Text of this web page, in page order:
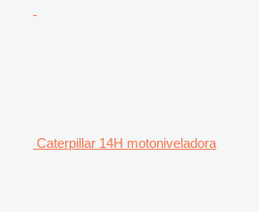
Caterpillar 14H motoniveladora